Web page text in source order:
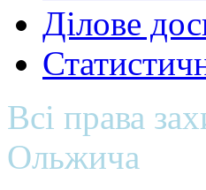
Ділове
Всі права
Ольжича